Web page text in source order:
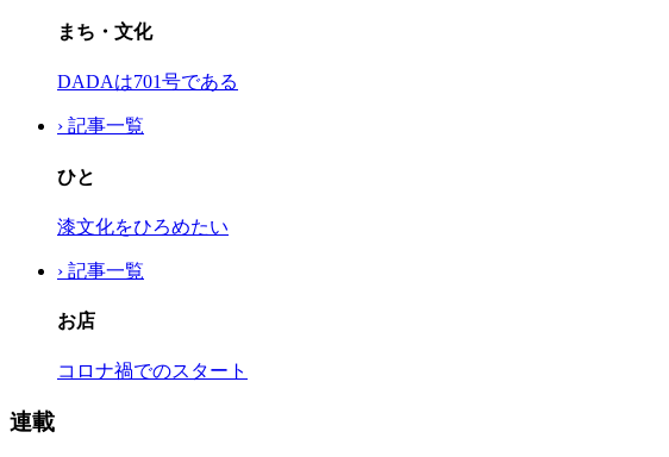
まち・文化
DADAは701号である
› 記事一覧
ひと
漆文化をひろめたい
› 記事一覧
お店
コロナ禍でのスタート
連載